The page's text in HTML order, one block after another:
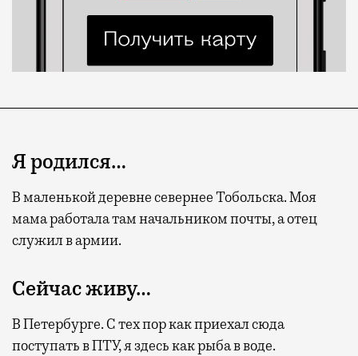
Я родился…
В маленькой деревне севернее Тобольска. Моя
мама работала там начальником почты, а отец
служил в армии.
Сейчас живу…
В Петербурге. С тех пор как приехал сюда
поступать в ПТУ, я здесь как рыба в воде.